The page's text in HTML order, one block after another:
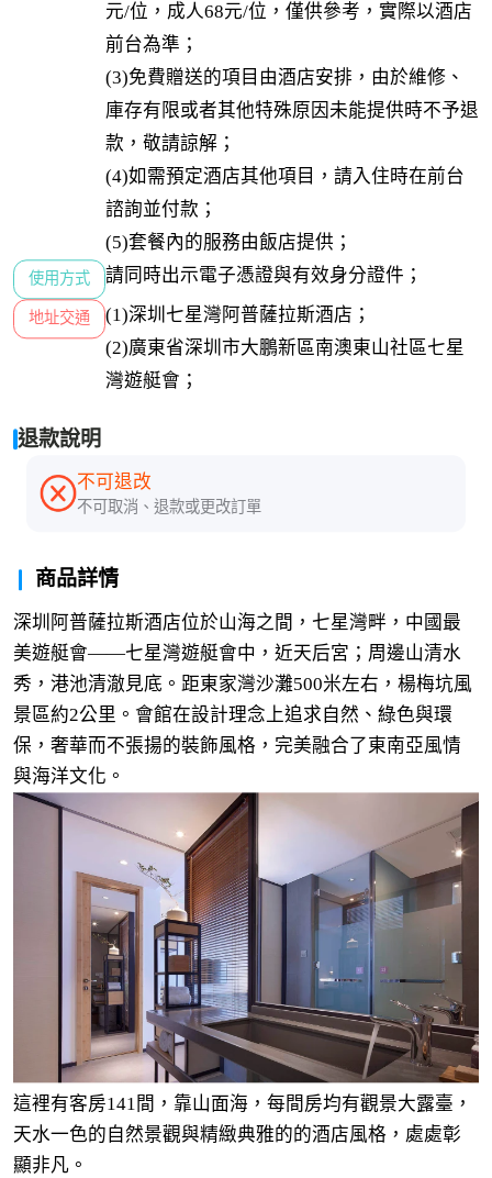
元/位，成人68元/位，僅供參考，實際以酒店
前台為準；
(3)免費贈送的項目由酒店安排，由於維修、
庫存有限或者其他特殊原因未能提供時不予退
款，敬請諒解；
(4)如需預定酒店其他項目，請入住時在前台
諮詢並付款；
(5)套餐內的服務由飯店提供；
使用方式 請同時出示電子憑證與有效身分證件；
地址交通
(1)深圳七星灣阿普薩拉斯酒店；
(2)廣東省深圳市大鵬新區南澳東山社區七星
灣遊艇會；
退款說明
不可退改
不可取消、退款或更改訂單
商品詳情
深圳阿普薩拉斯酒店位於山海之間，七星灣畔，中國最
美遊艇會――七星灣遊艇會中，近天后宮；周邊山清水
秀，港池清澈見底。距東家灣沙灘500米左右，楊梅坑風
景區約2公里。會館在設計理念上追求自然、綠色與環
保，奢華而不張揚的裝飾風格，完美融合了東南亞風情
與海洋文化。
這裡有客房141間，靠山面海，每間房均有觀景大露臺，
天水一色的自然景觀與精緻典雅的的酒店風格，處處彰
顯非凡。